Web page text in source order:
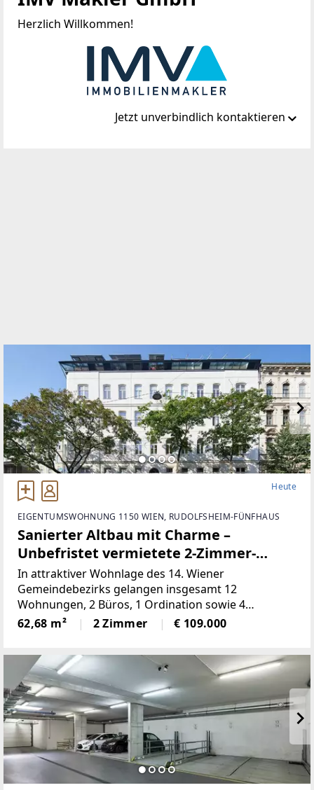
Herzlich Willkommen!
Jetzt unverbindlich kontaktieren
Heute
EIGENTUMSWOHNUNG 1150 WIEN, RUDOLFSHEIM-FÜNFHAUS
Sanierter Altbau mit Charme –
Unbefristet vermietete 2-Zimmer-
Wohnung
In attraktiver Wohnlage des 14. Wiener
Gemeindebezirks gelangen insgesamt 12
Wohnungen, 2 Büros, 1 Ordination sowie 4
Doppelparker in der Breitenseer Straße zum
Einzelabverkauf. Das Angebot umfasst überwiegend
62,68 m² 2 Zimmer € 109.000